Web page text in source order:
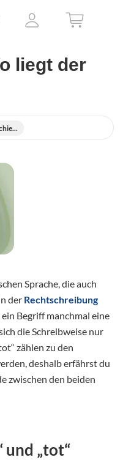
liegt der
Sprache, die auch
der Rechtschreibung
Begriff manchmal eine
die Schreibweise nur
zählen zu den
deshalb erfährst du
zwischen den beiden
und „tot“